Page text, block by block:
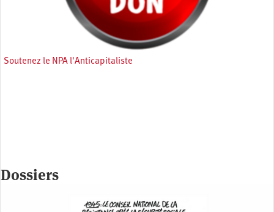
Soutenez le NPA l'Anticapitaliste
Dossiers